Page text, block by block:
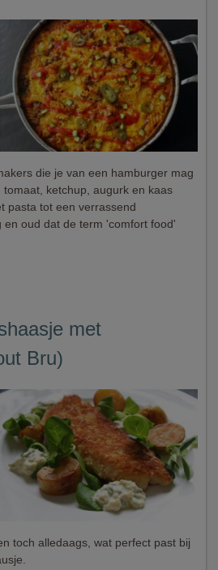
die je van een hamburger mag
ketchup, augurk en kaas
pasta tot een verrassend
oud dat de term 'comfort food'
met
Bru)
toch alledaags, wat perfect past bij